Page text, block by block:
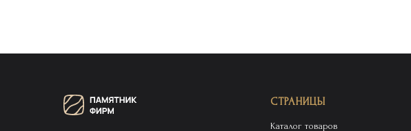
СТРАНИЦЫ
Каталог товаров